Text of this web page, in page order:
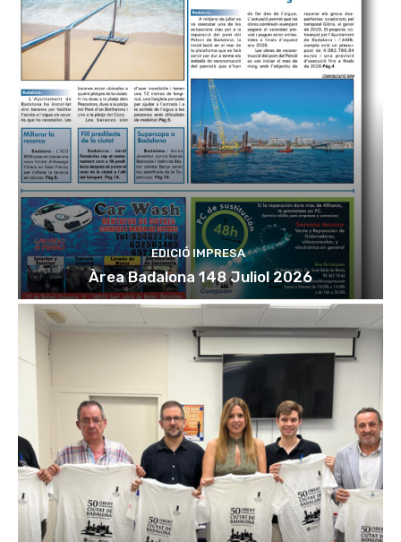
EDICIÓ IMPRESA
Àrea Badalona 148 Juliol 2026